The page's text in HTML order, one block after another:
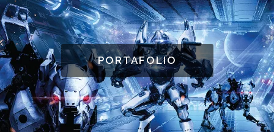
PORTAFOLIO